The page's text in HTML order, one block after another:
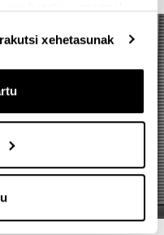
batekin uztartzeko.
xehetasunak